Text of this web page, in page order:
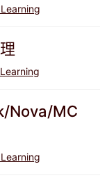
Nova/MC